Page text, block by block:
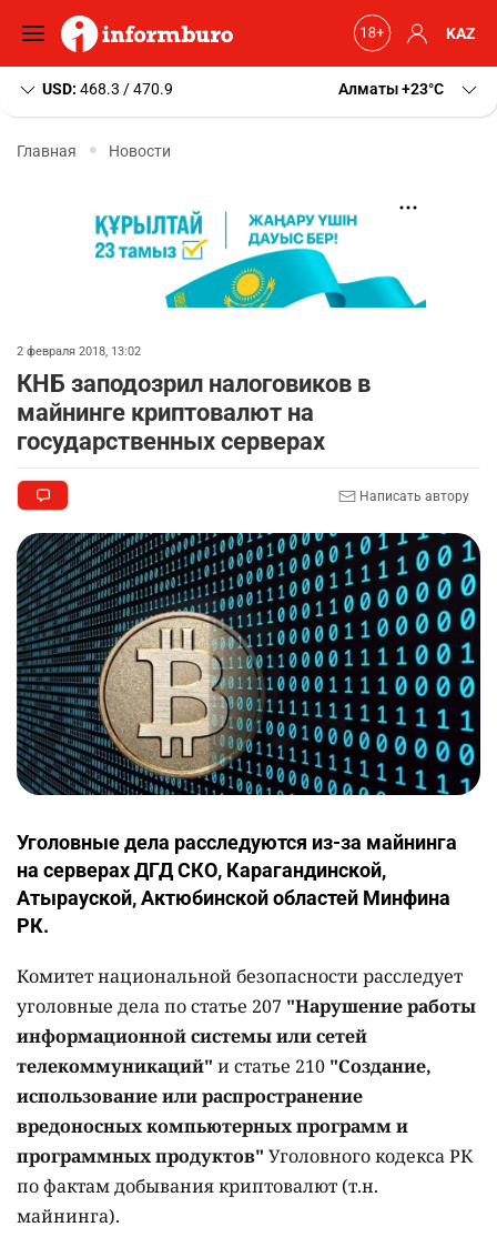
KAZ
USD: 468.3 / 470.9 Алматы+23 C
Главная Новости
2 февраля 2018, 13:02
КНБ заподозрил налоговиков в
майнинге криптовалют на
государственных серверах
Написать автору
Уголовные дела расследуются из-за майнинга
на серверах ДГД СКО, Карагандинской,
Атырауской, Актюбинской областей Минфина
РК.
Комитет национальной безопасности расследует
уголовные дела по статье 207 "Нарушение работы
информационной системы или сетей
телекоммуникаций" и статье 210 "Создание,
использование или распространение
вредоносных компьютерных программ и
программных продуктов" Уголовного кодекса РК
по фактам добывания криптовалют (т.н.
майнинга).